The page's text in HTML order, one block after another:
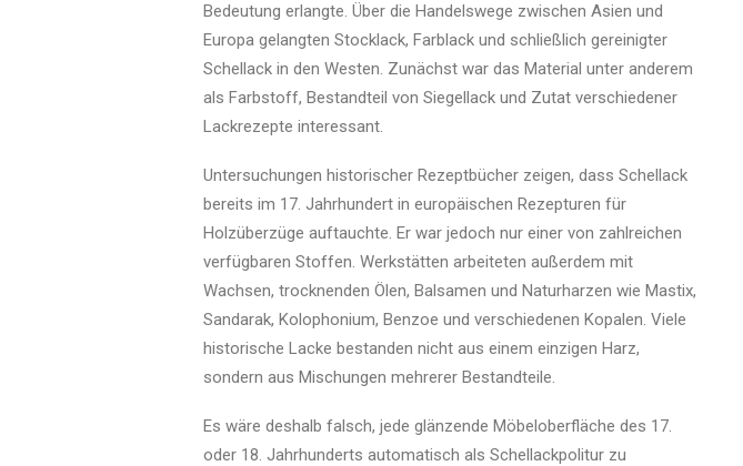
Bedeutung erlangte. Über die Handelswege zwischen Asien und
Europa gelangten Stocklack, Farblack und schließlich gereinigter
Schellack in den Westen. Zunächst war das Material unter anderem
als Farbstoff, Bestandteil von Siegellack und Zutat verschiedener
Lackrezepte interessant.
Untersuchungen historischer Rezeptbücher zeigen, dass Schellack
bereits im 17. Jahrhundert in europäischen Rezepturen für
Holzüberzüge auftauchte. Er war jedoch nur einer von zahlreichen
verfügbaren Stoffen. Werkstätten arbeiteten außerdem mit
Wachsen, trocknenden Ölen, Balsamen und Naturharzen wie Mastix,
Sandarak, Kolophonium, Benzoe und verschiedenen Kopalen. Viele
historische Lacke bestanden nicht aus einem einzigen Harz,
sondern aus Mischungen mehrerer Bestandteile.
Es wäre deshalb falsch, jede glänzende Möbeloberfläche des 17.
oder 18. Jahrhunderts automatisch als Schellackpolitur zu